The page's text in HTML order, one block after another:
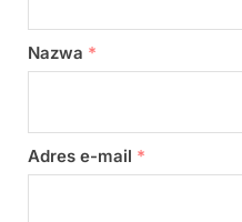
Nazwa *
Adres e-mail *